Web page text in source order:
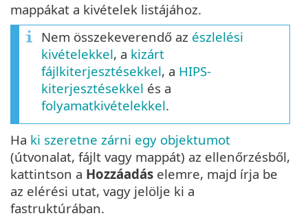
mappákat a kivételek listájához.
Nem összekeverendő az észlelési
kivételekkel, a kizárt
fájlkiterjesztésekkel, a HIPS-
kiterjesztésekkel és a
folyamatkivételekkel.
Ha ki szeretne zárni egy objektumot
(útvonalat, fájlt vagy mappát) az ellenőrzésből,
kattintson a Hozzáadás elemre, majd írja be
az elérési utat, vagy jelölje ki a
fastruktúrában.